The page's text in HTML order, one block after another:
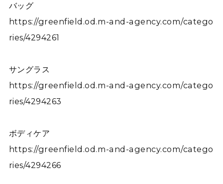
バッグ
https://greenfield.od.m-and-agency.com/catego
ries/4294261
サングラス
https://greenfield.od.m-and-agency.com/catego
ries/4294263
ボディケア
https://greenfield.od.m-and-agency.com/catego
ries/4294266